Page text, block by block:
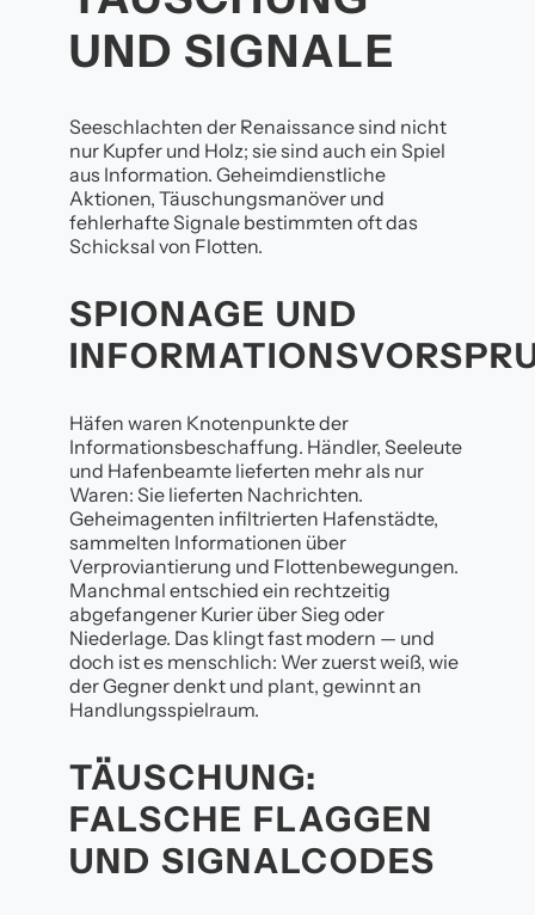
UND SIGNALE
Seeschlachten der Renaissance sind nicht
nur Kupfer und Holz; sie sind auch ein Spiel
aus Information. Geheimdienstliche
Aktionen, Täuschungsmanöver und
fehlerhafte Signale bestimmten oft das
Schicksal von Flotten.
SPIONAGE UND
Häfen waren Knotenpunkte der
Informationsbeschaffung. Händler, Seeleute
und Hafenbeamte lieferten mehr als nur
Waren: Sie lieferten Nachrichten.
Geheimagenten infiltrierten Hafenstädte,
sammelten Informationen über
Verproviantierung und Flottenbewegungen.
Manchmal entschied ein rechtzeitig
abgefangener Kurier über Sieg oder
Niederlage. Das klingt fast modern — und
doch ist es menschlich: Wer zuerst weiß, wie
der Gegner denkt und plant, gewinnt an
Handlungsspielraum.
TÄUSCHUNG:
FALSCHE FLAGGEN
UND SIGNALCODES